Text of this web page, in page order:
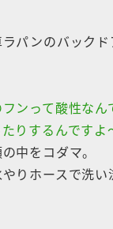
パンのバック
ンって酸性なん
りするんですよ
中をコダマ。
りホースで洗い